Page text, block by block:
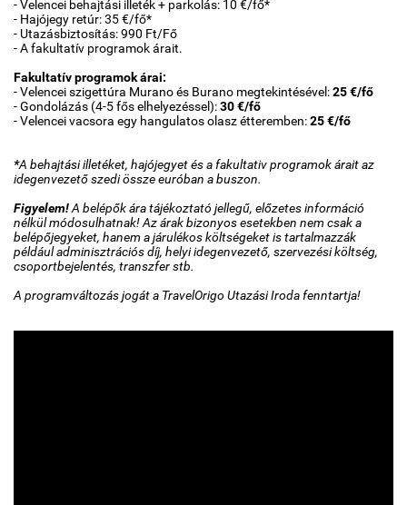
- Velencei behajtási illeték + parkolás: 10 €/fő*
- Hajójegy retúr: 35 €/fő*
- Utazásbiztosítás: 990 Ft/Fő
- A fakultatív programok árait.
Fakultatív programok árai:
- Velencei szigettúra Murano és Burano megtekintésével:25 €/fő
- Gondolázás (4-5 fős elhelyezéssel):30 €/fő
- Velencei vacsora egy hangulatos olasz étteremben:25 €/fő
*A behajtási illetéket, hajójegyet és a fakultativ programok árait az
idegenvezető szedi össze euróban a buszon.
Figyelem!A belépők ára tájékoztató jellegű, előzetes információ
nélkül módosulhatnak! Az árak bizonyos esetekben nem csak a
belépőjegyeket, hanem a járulékos költségeket is tartalmazzák
például adminisztrációs díj, helyi idegenvezető, szervezési költség,
csoportbejelentés, transzfer stb.
A programváltozás jogát a TravelOrigo Utazási Iroda fenntartja!